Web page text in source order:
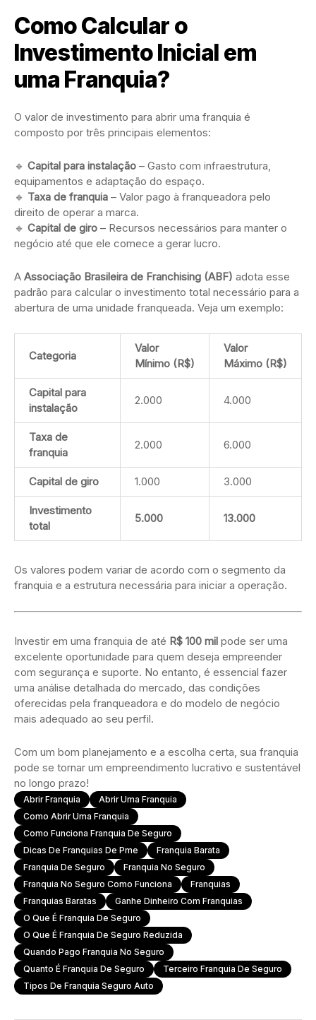
Como Calcular o
Investimento Inicial em
uma Franquia?
O valor de investimento para abrir uma franquia é
composto por três principais elementos:
🔹 Capital para instalação – Gasto com infraestrutura,
equipamentos e adaptação do espaço.
🔹 Taxa de franquia – Valor pago à franqueadora pelo
direito de operar a marca.
🔹 Capital de giro – Recursos necessários para manter o
negócio até que ele comece a gerar lucro.
A Associação Brasileira de Franchising (ABF) adota esse
padrão para calcular o investimento total necessário para a
abertura de uma unidade franqueada. Veja um exemplo:
Categoria
Valor
Mínimo (R$)
Valor
Máximo (R$)
Capital para
instalação
2.000 4.000
Taxa de
franquia
2.000 6.000
Capital de giro 1.000 3.000
Investimento
total
5.000 13.000
Os valores podem variar de acordo com o segmento da
franquia e a estrutura necessária para iniciar a operação.
Investir em uma franquia de até R$ 100 mil pode ser uma
excelente oportunidade para quem deseja empreender
com segurança e suporte. No entanto, é essencial fazer
uma análise detalhada do mercado, das condições
oferecidas pela franqueadora e do modelo de negócio
mais adequado ao seu perfil.
Com um bom planejamento e a escolha certa, sua franquia
pode se tornar um empreendimento lucrativo e sustentável
no longo prazo!
Abrir Franquia
Abrir Uma Franquia
Como Abrir Uma Franquia
Como Funciona Franquia De Seguro
Dicas De Franquias De Pme
Franquia Barata
Franquia De Seguro
Franquia No Seguro
Franquia No Seguro Como Funciona
Franquias
Franquias Baratas
Ganhe Dinheiro Com Franquias
O Que É Franquia De Seguro
O Que É Franquia De Seguro Reduzida
Quando Pago Franquia No Seguro
Quanto É Franquia De Seguro
Terceiro Franquia De Seguro
Tipos De Franquia Seguro Auto